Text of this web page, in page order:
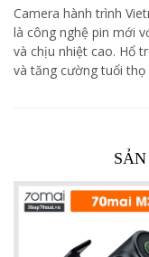
Camera hành trình
là công nghệ pin mới
và chịu nhiệt cao. Hổ
và tăng cường tuổi thọ